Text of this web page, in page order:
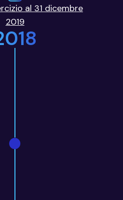
al 31 dicembre
2019